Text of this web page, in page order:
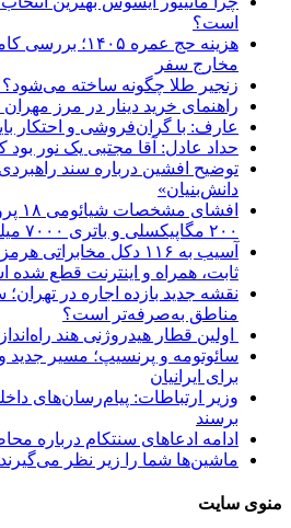
است؟
هزینه حج عمره
مخارج سفر
زنجیر طلا چگونه ساخته می‌شود؟
راهنمای خرید دینار در مرز مهران
عارف: با گران‌فروشی و احتکار
حداد عادل: آقا مجتبی یک نور بود
توضیح افشین درباره سند
دانش‌بنیان»
۲۰۰ مگاپیکسلی و باتری ۷۰۰۰ میلی‌آمپری در راه است
آسیب به ۱۱۶ دکل
ثابت، همراه و اینترنت ‌قطع شده
نقشه جدید بازده اجاره در
مناطق به‌صرفه‌تر است؟
اولین قطار هیدروژنی هند
سائوتومه و پرنسیپ؛ مسیر جدید
برای ایرانیان
وزیر ارتباطات: پیام‌رسان‌های
برسند
ادامه ادعاهای سنتکام درباره
ماشین‌ها شما را زیر نظر می‌گیرند
منوی سایت